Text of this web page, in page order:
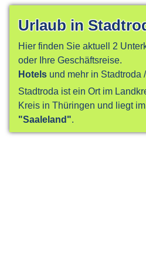
Urlaub in
Hier finden Sie aktuell 2
oder Ihre Geschäftsreise.
Hotels und mehr in Stadtroda
Stadtroda ist ein Ort im
Kreis in Thüringen und liegt
"Saaleland"